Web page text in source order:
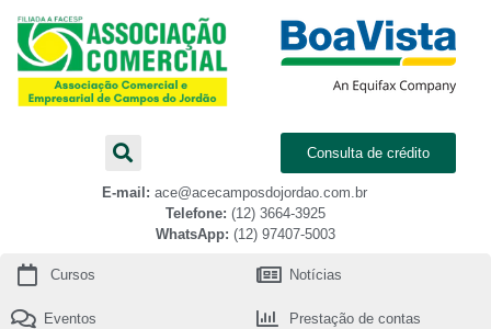
Consulta de crédito
E-mail: ace@acecamposdojordao.com.br
Telefone: (12) 3664-3925
WhatsApp: (12) 97407-5003
Cursos Notícias
Eventos Prestação de contas